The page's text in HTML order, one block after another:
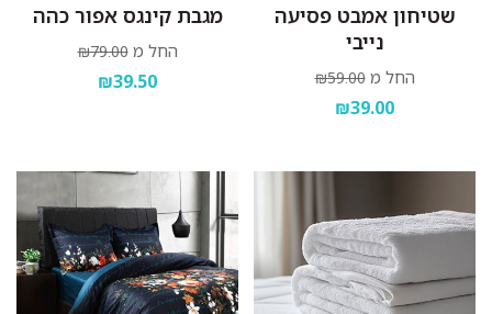
שטיחון אמבט פסיעה
נייבי
החל מ ₪59.00
₪39.00
מגבת קינגס אפור כהה
החל מ ₪79.00
₪39.50